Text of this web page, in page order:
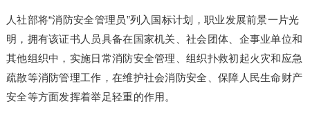
人社部将“消防安全管理员”列入国标计划，职业发展前景一片光
明，拥有该证书人员具备在国家机关、社会团体、企事业单位和
其他组织中，实施日常消防安全管理、组织扑救初起火灾和应急
疏散等消防管理工作，在维护社会消防安全、保障人民生命财产
安全等方面发挥着举足轻重的作用。